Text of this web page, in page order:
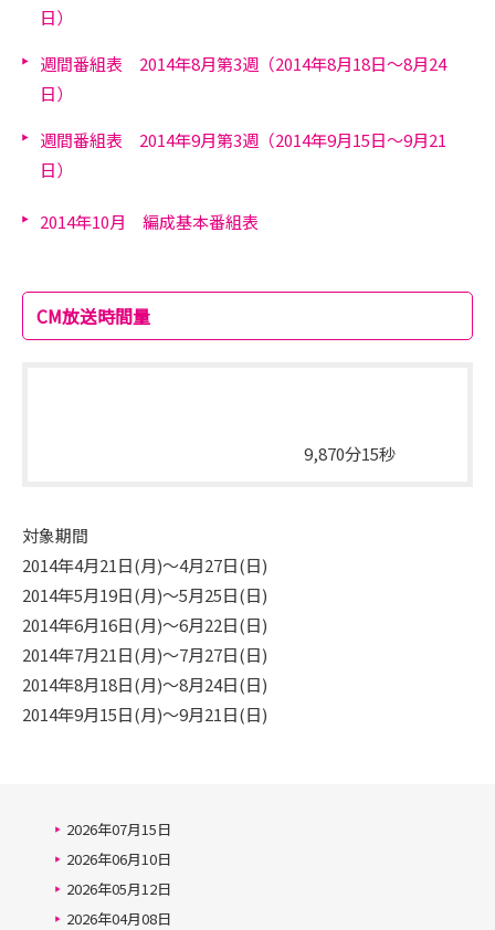
日）
週間番組表 2014年8月第3週（2014年8月18日～8月24
日）
週間番組表 2014年9月第3週（2014年9月15日～9月21
日）
2014年10月 編成基本番組表
CM放送時間量
9,870分15秒
対象期間
2014年4月21日(月)～4月27日(日)
2014年5月19日(月)～5月25日(日)
2014年6月16日(月)～6月22日(日)
2014年7月21日(月)～7月27日(日)
2014年8月18日(月)～8月24日(日)
2014年9月15日(月)～9月21日(日)
2026年07月15日
2026年06月10日
2026年05月12日
2026年04月08日